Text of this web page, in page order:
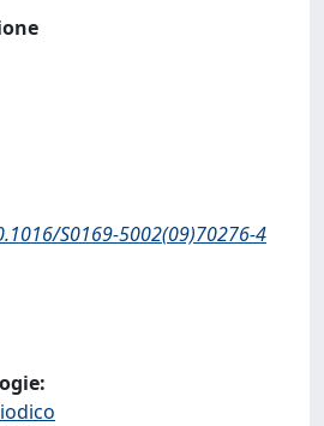
S0169-5002(09)70276-4